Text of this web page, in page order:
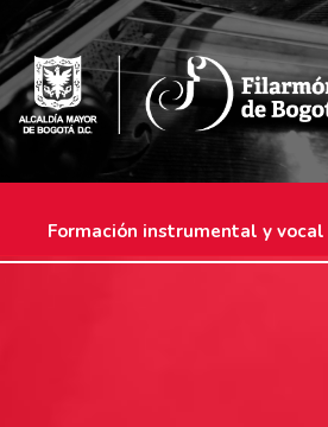
Formación instrumental y vocal